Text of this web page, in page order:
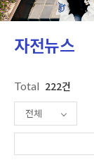
자전뉴스
Total 222건
전체